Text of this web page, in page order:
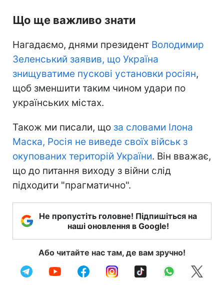
Що ще важливо знати
Нагадаємо, днями президент Володимир
Зеленський заявив, що Україна
знищуватиме пускові установки росіян,
щоб зменшити таким чином удари по
українських містах.
Також ми писали, що за словами Ілона
Маска, Росія не виведе своїх військ з
окупованих територій України. Він вважає,
що до питання виходу з війни слід
підходити "прагматично".
Не пропустіть головне! Підпишіться на
наші оновлення в Google!
Або читайте нас там, де вам зручно!